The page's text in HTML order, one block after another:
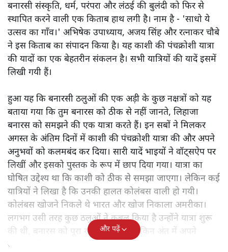
बनारसी संस्कृति, धर्म, परंपरा और लंठई की बुलंदी को फिर से
स्थापित करने वाली एक किताब हाथ लगी है। नाम है - 'साधो ये
उत्सव का गाँव।' अभिषेक उपाध्याय, अजय सिंह और रत्नाकर चौबे
ने इस किताब का संपादन किया है। यह काशी की पंचक्रोशी यात्रा
की यादों का एक बेहतरीन संकलन है। सभी यात्रियों की यादें इसमें
लिखी गयी हैं।
हुआ यह कि बनारसी ठलुओं की एक अड़ी के कुछ नक्षत्रों को यह
बताया गया कि तुम बनारस को ठीक से नहीं जानते, लिहाजा
बनारस को समझने की एक यात्रा करते हैं। इन सबों ने मिलकर
अगस्त के अंतिम दिनों में काशी की पंचक्रोशी यात्रा की और अपने
अनुभवों को कलमबंद कर दिया। सारी यादें भाइयों ने वॉट्सऐप पर
लिखीं और इसको पुस्तक के रूप में छाप दिया गया। यात्रा का
घोषित उद्देश्य था कि काशी को ठीक से समझा जाएगा। लेकिन कई
यात्रियों ने लिखा है कि उनकी हालत कोलंबस वाली हो गयी।
कोलंबस खोजने निकले थे भारत और खोज निकाला अमरीका।
लगभग उसी तरह कुछ ठलुओं ने कुबूल किया है उन्होंने यात्रा शुरू
की थी, बनारस को पूरा खोजने के लिए लेकिन अंत में अपने
आपको ही समझकर संतुष्ट हो गए।
और पढ़ें